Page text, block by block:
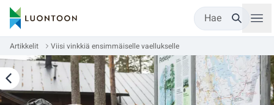
Hae
Artikkelit Viisi vinkkiä ensimmäiselle vaellukselle